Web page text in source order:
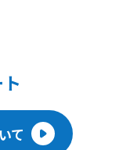
て